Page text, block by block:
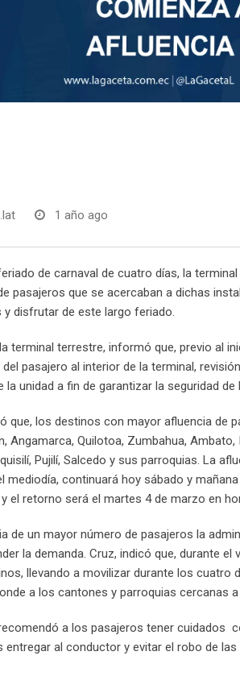
1 año ago
de carnaval de cuatro días, la
pasajeros que se acercaban a dichas
disfrutar de este largo feriado.
terminal terrestre, informó que, previo al
pasajero al interior de la terminal,
unidad a fin de garantizar la seguridad
que, los destinos con mayor afluencia de
Angamarca, Quilotoa, Zumbahua,
Pujilí, Salcedo y sus parroquias. La
mediodía, continuará hoy sábado y
el retorno será el martes 4 de marzo en
de un mayor número de pasajeros la
la demanda. Cruz, indicó que, durante
llevando a movilizar durante los cuatro
a los cantones y parroquias cercanas
a los pasajeros tener cuidados
entregar al conductor y evitar el robo de